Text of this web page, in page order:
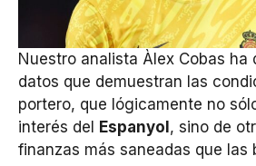
Nuestro analista Àlex Cobas ha
datos que demuestran las
portero, que lógicamente no
interés del
Espanyol , sino de
finanzas más saneadas que las